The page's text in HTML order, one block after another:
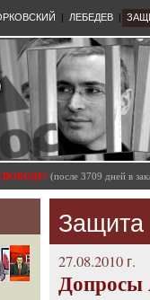
| ЛЕБЕДЕВ |
(после 3709 дней в
Защита
27.08.2010 г.
Допросы